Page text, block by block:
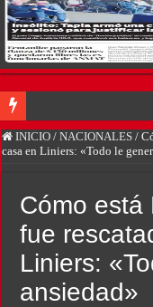
River lo descartó y el pibe
Flávio Bolsonaro culpó a
Descartado un Plan Platita,
Santiago Bausili,
Declaró el enfermero que
INICIO / NACIONALES /
casa en Liniers: «Todo le
Cómo está
fue
Liniers:
ansiedad»